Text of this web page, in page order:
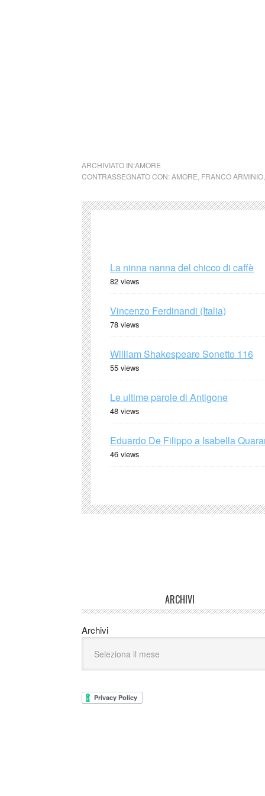
ARCHIVIATO IN:AMORE
CONTRASSEGNATO CON:AMORE FRANCO ARMINIO
La ninna nanna del chicco di caffè
82 views
Vincenzo Ferdinandi (Italia)
78 views
William Shakespeare Sonetto 116
55 views
Le ultime parole di Antigone
48 views
Eduardo De Filippo a Isabella
46 views
ARCHIVI
Archivi